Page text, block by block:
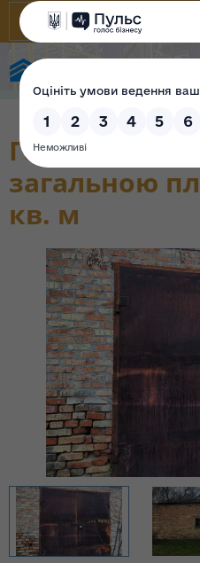
Гараж на дві
загальною
кв. м